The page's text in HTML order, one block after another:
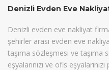
Denizli Evden Eve
Denizli evden eve nakliyat
şehirler arası evden eve
taşıma sözleşmesi ve taşıma
eşyalarınızı ve ofis